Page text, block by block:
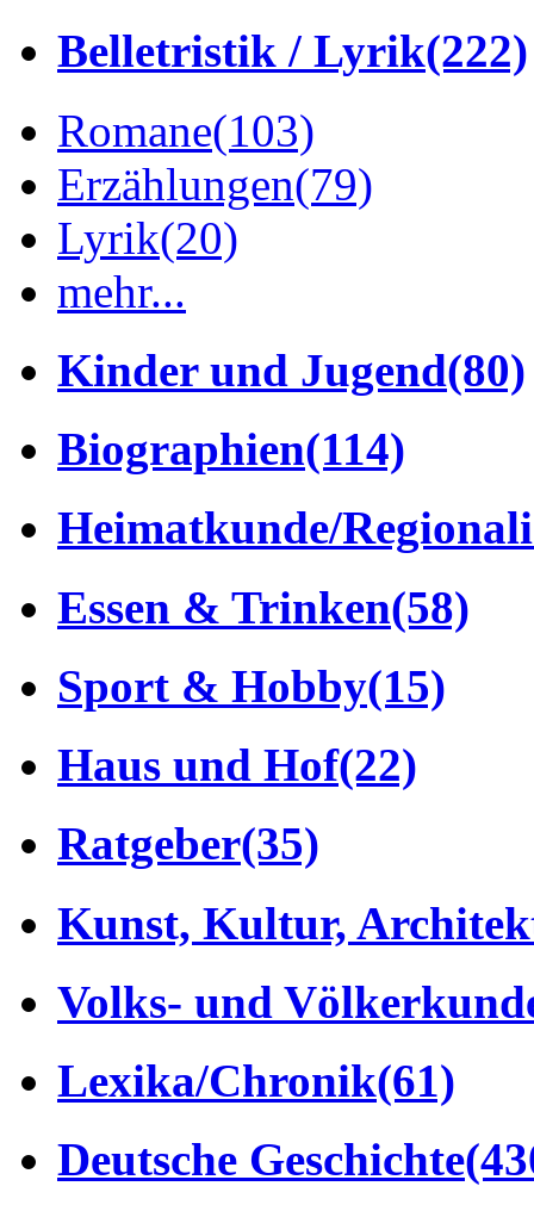
Belletristik / Lyrik(222)
Romane(103)
Erzählungen(79)
Lyrik(20)
mehr...
Kinder und Jugend(80)
Biographien(114)
Heimatkunde/
Essen & Trinken(58)
Sport & Hobby(15)
Haus und Hof(22)
Ratgeber(35)
Kunst, Kultur,
Volks- und
Lexika/Chronik(61)
Deutsche Geschichte